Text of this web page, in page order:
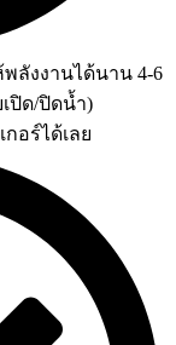
ลังงานได้นาน 4-6
ปิด/ปิดน้ำ)
อร์ได้เลย